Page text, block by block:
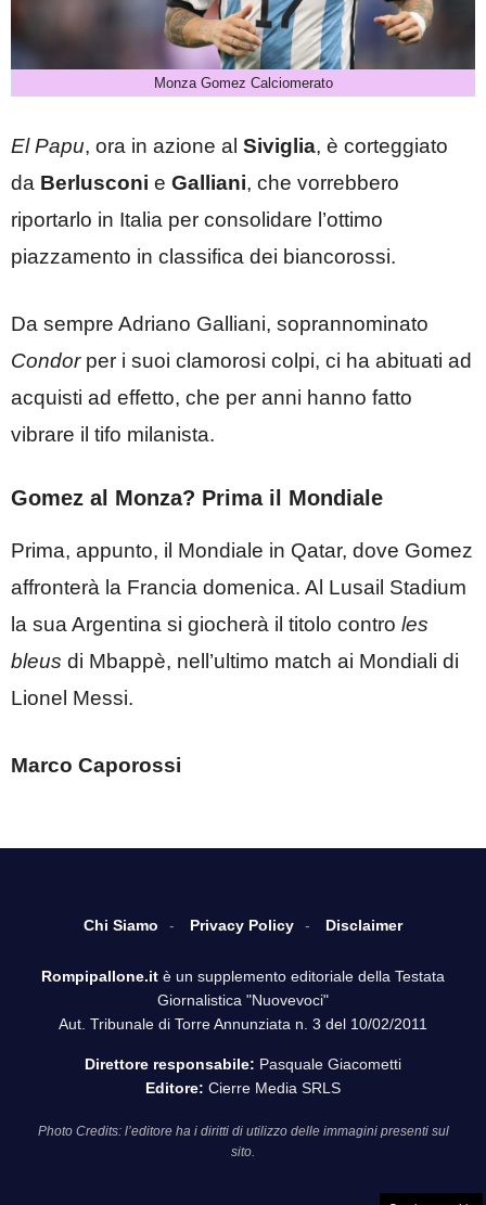
Monza Gomez Calciomerato
El Papu, ora in azione al Siviglia, è corteggiato
da Berlusconi e Galliani, che vorrebbero
riportarlo in Italia per consolidare l’ottimo
piazzamento in classifica dei biancorossi.
Da sempre Adriano Galliani, soprannominato
Condor per i suoi clamorosi colpi, ci ha abituati ad
acquisti ad effetto, che per anni hanno fatto
vibrare il tifo milanista.
Gomez al Monza? Prima il Mondiale
Prima, appunto, il Mondiale in Qatar, dove Gomez
affronterà la Francia domenica. Al Lusail Stadium
la sua Argentina si giocherà il titolo contro les
bleus di Mbappè, nell’ultimo match ai Mondiali di
Lionel Messi.
Marco Caporossi
Chi Siamo Privacy Policy Disclaimer
Rompipallone.it è un supplemento editoriale della Testata
Giornalistica "Nuovevoci"
Aut. Tribunale di Torre Annunziata n. 3 del 10/02/2011
Direttore responsabile: Pasquale Giacometti
Editore: Cierre Media SRLS
Photo Credits: l’editore ha i diritti di utilizzo delle immagini presenti sul
sito.